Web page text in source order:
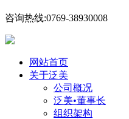
咨询热线:0769-38930008
网站首页
关于泛美
公司概况
泛美•董事长
组织架构